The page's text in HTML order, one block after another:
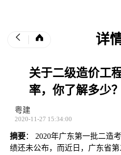
详
关于二级造价工
率，你了解多少？
粤建
2020-11-27 15:34:00
摘要： 2020年广东第一批二造
绩还未公布，而近日，广东省